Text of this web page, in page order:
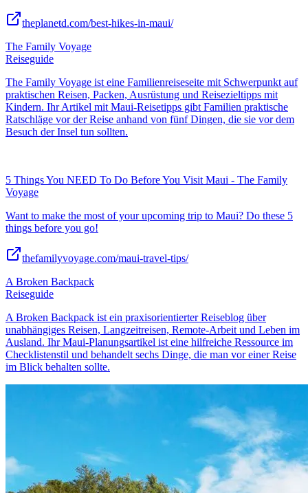
theplanetd.com/best-hikes-in-maui/
The Family Voyage
Reiseguide
The Family Voyage ist eine Familienreiseseite mit Schwerpunkt auf
praktischen Reisen, Packen, Ausrüstung und Reisezieltipps mit
Kindern. Ihr Artikel mit Maui-Reisetipps gibt Familien praktische
Ratschläge vor der Reise anhand von fünf Dingen, die sie vor dem
Besuch der Insel tun sollten.
5 Things You NEED To Do Before You Visit Maui - The Family
Voyage
Want to make the most of your upcoming trip to Maui? Do these 5
things before you go!
thefamilyvoyage.com/maui-travel-tips/
A Broken Backpack
Reiseguide
A Broken Backpack ist ein praxisorientierter Reiseblog über
unabhängiges Reisen, Langzeitreisen, Remote-Arbeit und Leben im
Ausland. Ihr Maui-Planungsartikel ist eine hilfreiche Ressource im
Checklistenstil und behandelt sechs Dinge, die man vor einer Reise
im Blick behalten sollte.